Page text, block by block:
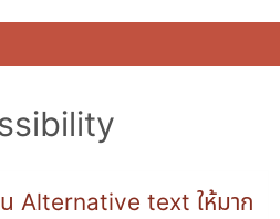
าน Alternative text ให้มาก